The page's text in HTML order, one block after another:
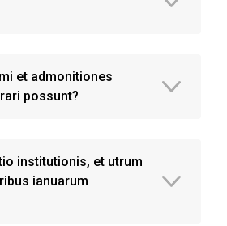
et admonitiones
possunt?
institutionis, et utrum
ianuarum